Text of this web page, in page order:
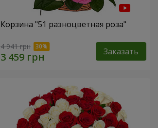
Корзина "51 разноцветная роза"
4 941 грн Заказать